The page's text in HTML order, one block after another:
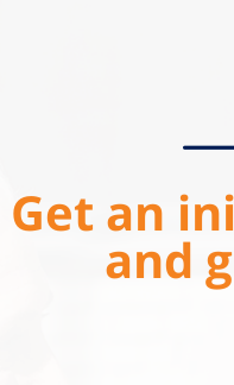
Get an
and